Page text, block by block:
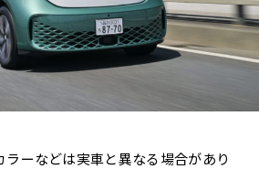
ーなどは実車と異なる場合があり